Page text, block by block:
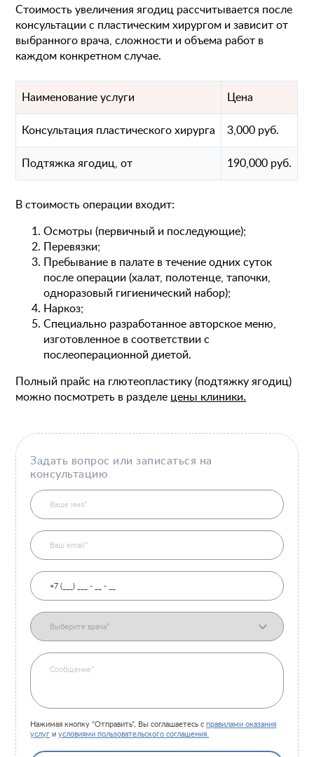
Стоимость увеличения ягодиц рассчитывается после
консультации с пластическим хирургом и зависит от
выбранного врача, сложности и объема работ в
каждом конкретном случае.
Наименование услуги Цена
Консультация пластического хирурга 3,000 руб.
Подтяжка ягодиц, от 190,000 руб.
В стоимость операции входит:
Осмотры (первичный и последующие);
Перевязки;
Пребывание в палате в течение одних суток
после операции (халат, полотенце, тапочки,
одноразовый гигиенический набор);
Наркоз;
Специально разработанное авторское меню,
изготовленное в соответствии с
послеоперационной диетой.
Полный прайс на глютеопластику (подтяжку ягодиц)
можно посмотреть в разделе цены клиники.
Задать вопрос или записаться на
консультацию
Нажимая кнопку "Отправить", Вы соглашаетесь справилами оказания
услуг иусловиями пользовательского соглашения.